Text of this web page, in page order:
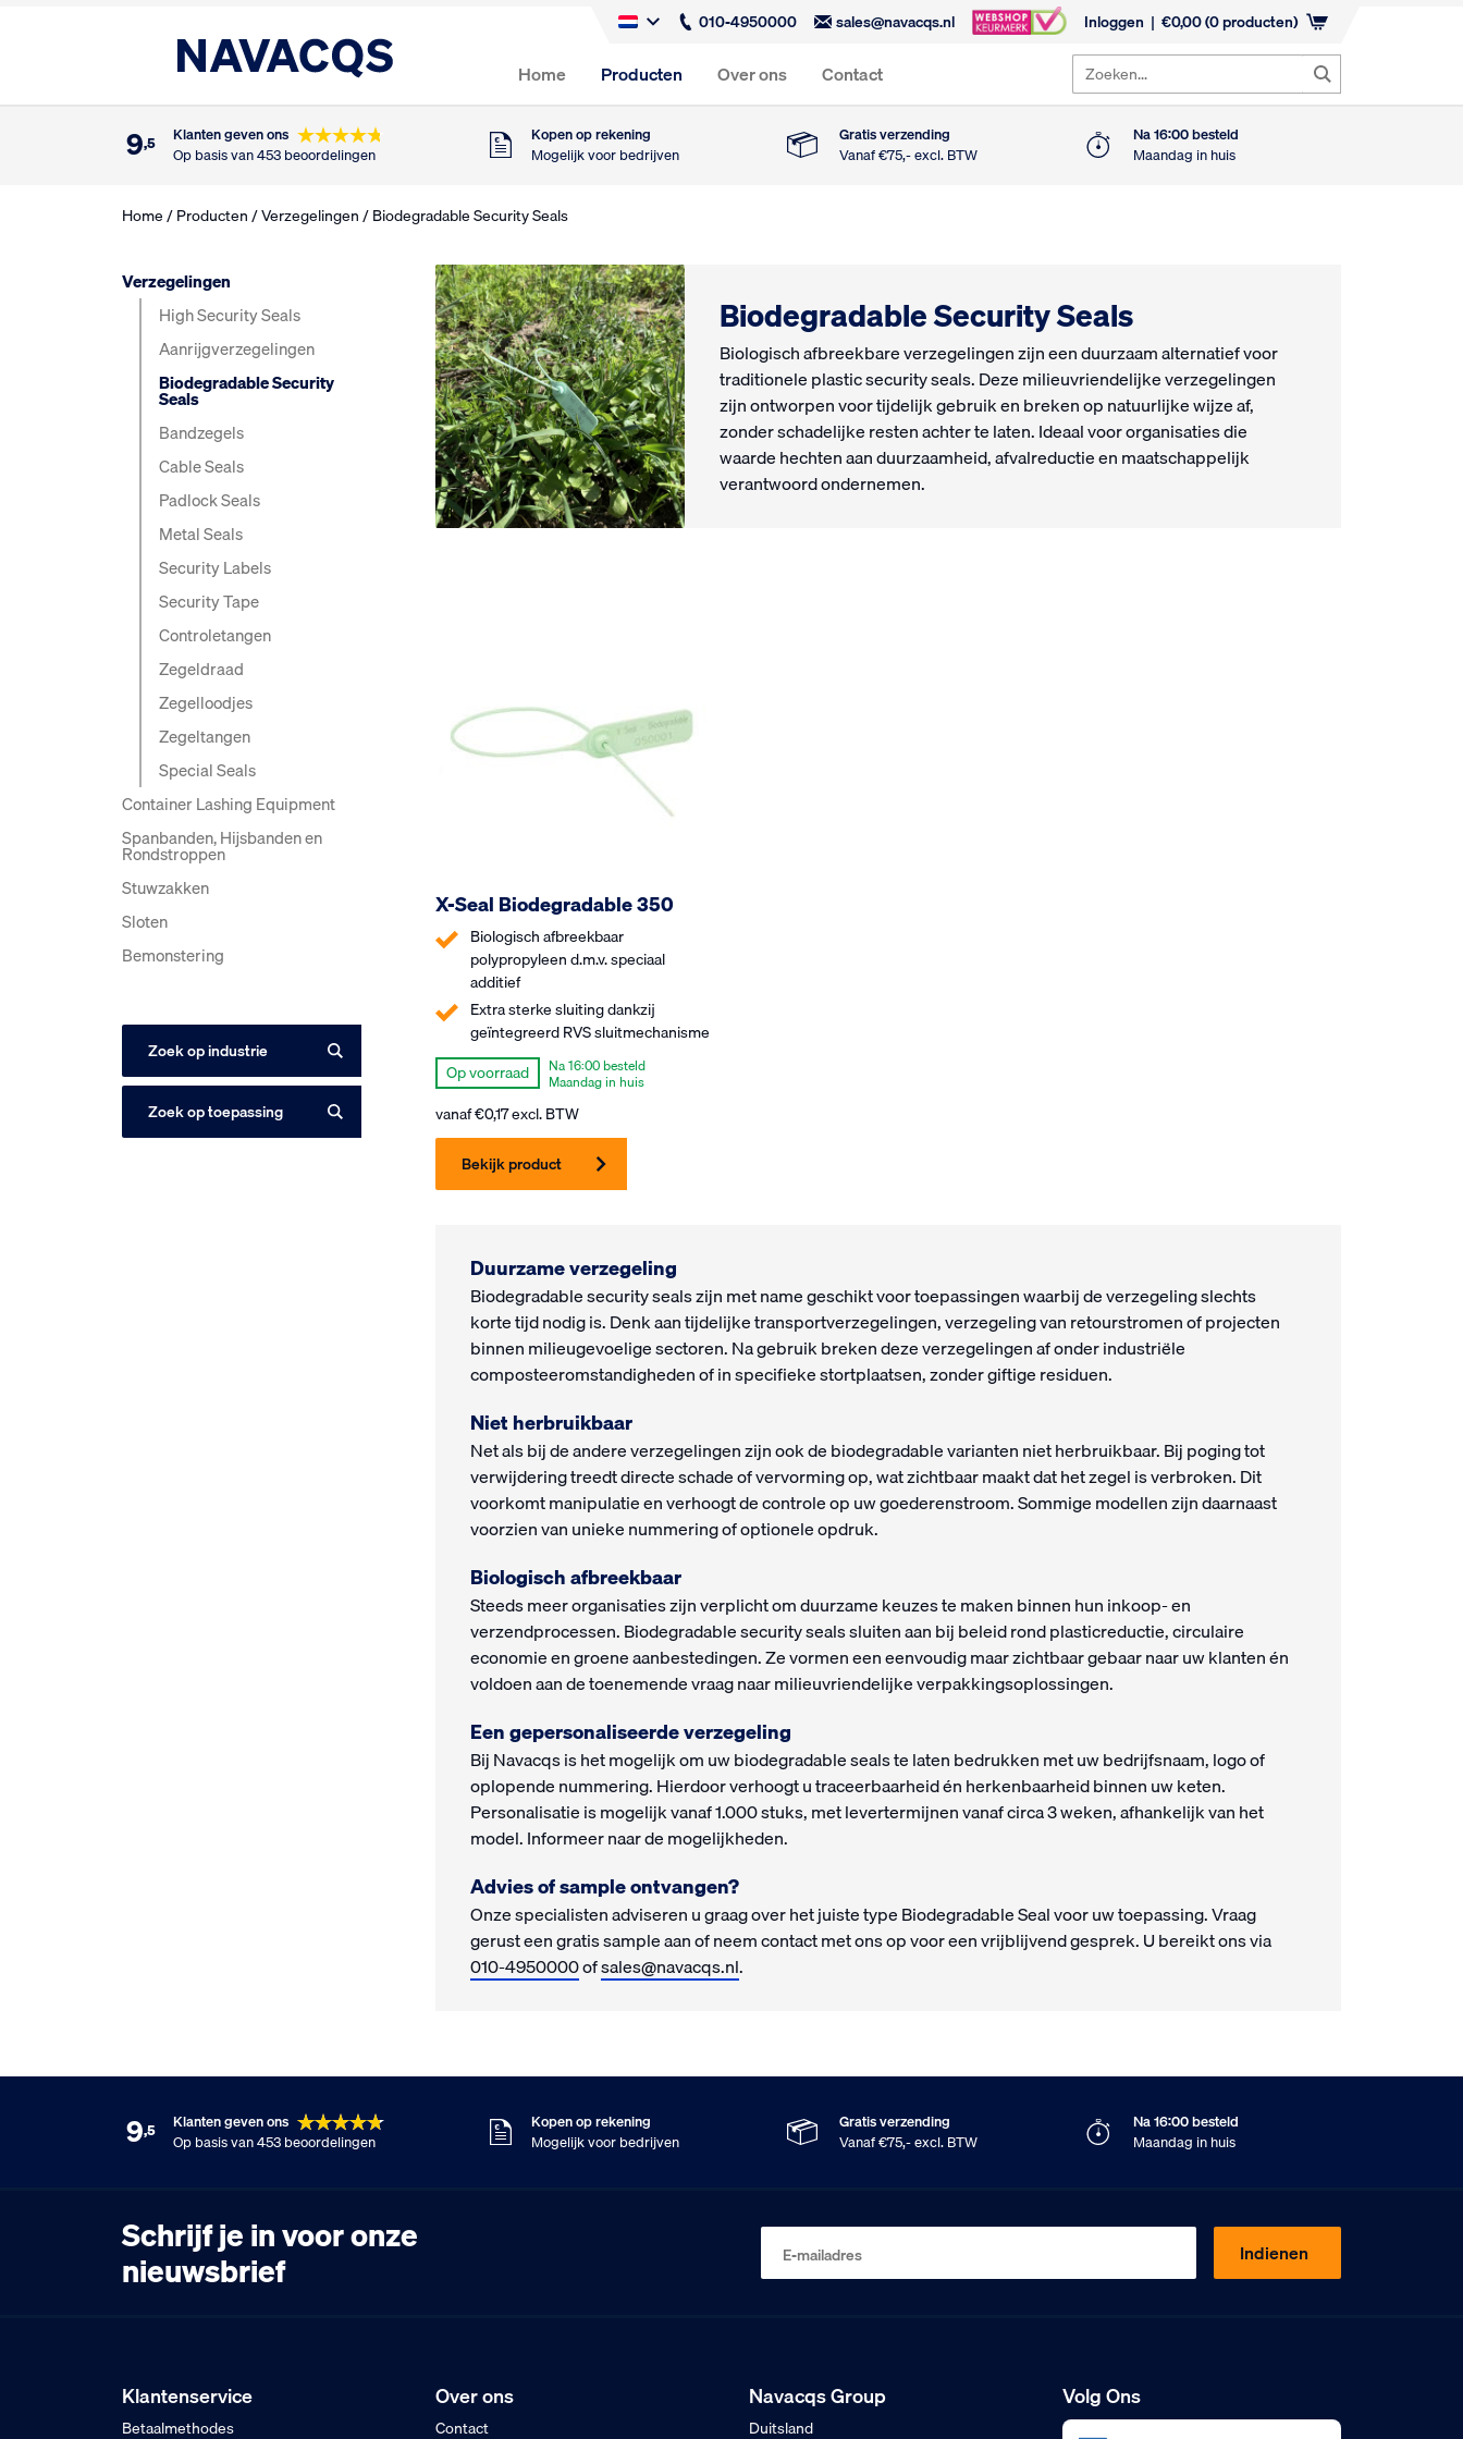
010-4950000 sales@navacqs.nl Inloggen €0,00(0 producten)
Home Producten Over ons Contact Zoeken...
9,5
Klanten geven ons
Op basis van 453 beoordelingen
Kopen op rekening
Mogelijk voor bedrijven
Gratis verzending
Vanaf €75,- excl. BTW
Na 16:00 besteld
Maandag in huis
Home/Producten/Verzegelingen/ Biodegradable Security Seals
Verzegelingen
High Security Seals
Aanrijg­verzegelingen
Biodegradable Security
Seals
Bandzegels
Cable Seals
Padlock Seals
Metal Seals
Security Labels
Security Tape
Controle­tangen
Zegeldraad
Zegelloodjes
Zegeltangen
Special Seals
Container Lashing Equipment
Spanbanden, Hijsbanden en
Rondstroppen
Stuwzakken
Sloten
Bemonstering
Zoek op industrie
Zoek op toepassing
Biodegradable Security Seals
Biologisch afbreekbare verzegelingen zijn een duurzaam alternatief voor
traditionele plastic security seals. Deze milieuvriendelijke verzegelingen
zijn ontworpen voor tijdelijk gebruik en breken op natuurlijke wijze af,
zonder schadelijke resten achter te laten. Ideaal voor organisaties die
waarde hechten aan duurzaamheid, afvalreductie en maatschappelijk
verantwoord ondernemen.
X-Seal Biodegradable 350
Biologisch afbreekbaar
polypropyleen d.m.v. speciaal
additief
Extra sterke sluiting dankzij
geïntegreerd RVS sluitmechanisme
Op voorraad
Na 16:00 besteld
Maandag in huis
vanaf€0,17excl. BTW
Bekijk product
Duurzame verzegeling
Biodegradable security seals zijn met name geschikt voor toepassingen waarbij de verzegeling slechts
korte tijd nodig is. Denk aan tijdelijke transportverzegelingen, verzegeling van retourstromen of projecten
binnen milieugevoelige sectoren. Na gebruik breken deze verzegelingen af onder industriële
composteeromstandigheden of in specifieke stortplaatsen, zonder giftige residuen.
Niet herbruikbaar
Net als bij de andere verzegelingen zijn ook de biodegradable varianten niet herbruikbaar. Bij poging tot
verwijdering treedt directe schade of vervorming op, wat zichtbaar maakt dat het zegel is verbroken. Dit
voorkomt manipulatie en verhoogt de controle op uw goederenstroom. Sommige modellen zijn daarnaast
voorzien van unieke nummering of optionele opdruk.
Biologisch afbreekbaar
Steeds meer organisaties zijn verplicht om duurzame keuzes te maken binnen hun inkoop- en
verzendprocessen. Biodegradable security seals sluiten aan bij beleid rond plasticreductie, circulaire
economie en groene aanbestedingen. Ze vormen een eenvoudig maar zichtbaar gebaar naar uw klanten én
voldoen aan de toenemende vraag naar milieuvriendelijke verpakkingsoplossingen.
Een gepersonaliseerde verzegeling
Bij Navacqs is het mogelijk om uw biodegradable seals te laten bedrukken met uw bedrijfsnaam, logo of
oplopende nummering. Hierdoor verhoogt u traceerbaarheid én herkenbaarheid binnen uw keten.
Personalisatie is mogelijk vanaf 1.000 stuks, met levertermijnen vanaf circa 3 weken, afhankelijk van het
model. Informeer naar de mogelijkheden.
Advies of sample ontvangen?
Onze specialisten adviseren u graag over het juiste type Biodegradable Seal voor uw toepassing. Vraag
gerust een gratis sample aan of neem contact met ons op voor een vrijblijvend gesprek. U bereikt ons via
010-4950000ofsales@navacqs.nl.
9,5
Klanten geven ons
Op basis van 453 beoordelingen
Kopen op rekening
Mogelijk voor bedrijven
Gratis verzending
Vanaf €75,- excl. BTW
Na 16:00 besteld
Maandag in huis
Schrijf je in voor onze
nieuwsbrief E-mailadres Indienen
Klantenservice
Betaalmethodes
Over ons
Contact
Navacqs Group
Duitsland
Volg Ons